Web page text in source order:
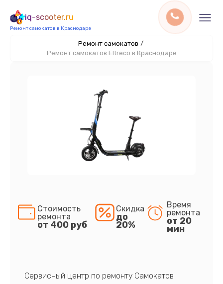
iq-scooter.ru
Ремонт самокатов в Краснодаре
Ремонт самокатов /
Ремонт самокатов Eltreco в Краснодаре
Стоимость
ремонта
от 400 руб
Скидка
до
20%
Время
ремонта
от 20
мин
Сервисный центр по ремонту Самокатов